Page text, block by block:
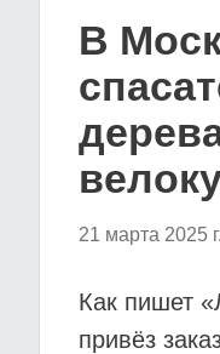
В
21 марта 2025 г.
Как пишет
привёз